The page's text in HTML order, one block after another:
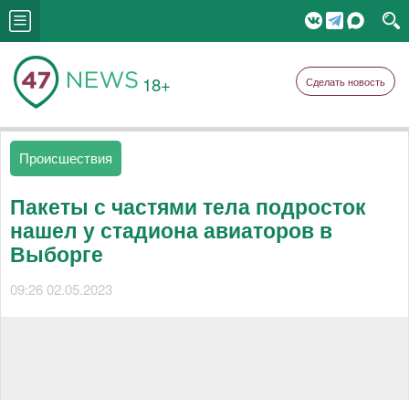
18+ Сделать новость
Происшествия
Пакеты с частями тела подросток
нашел у стадиона авиаторов в
Выборге
09:26 02.05.2023